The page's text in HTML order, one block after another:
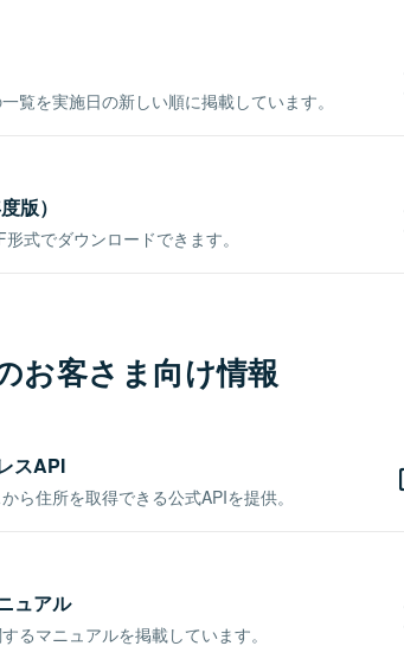
覧を実施日の新しい順に掲載しています。
版）
式でダウンロードできます。
お客さま向け情報
スAPI
ら住所を取得できる公式APIを提供。
ュアル
るマニュアルを掲載しています。